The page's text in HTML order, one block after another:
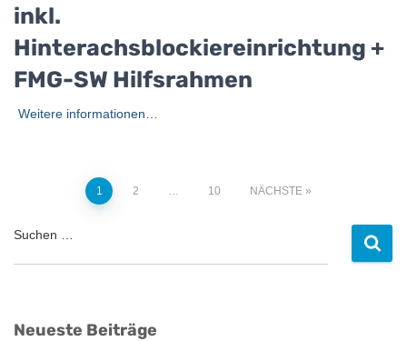
inkl.
Hinterachsblockiereinrichtung +
FMG-SW Hilfsrahmen
Weitere informationen…
Seitennummerierung
Beiträge
1 2 10 NÄCHSTE
S
n
Suchen …
Neueste Beiträge